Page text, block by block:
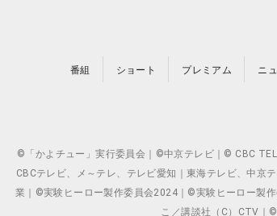
番組 ショート プレミアム ニ
©「かよチュー」実行委員会｜©中京テレビ｜© CBC
CBCテレビ、メ～テレ、テレビ愛知｜東海テレビ、中
業｜©実験ヒーロー製作委員会2024｜©実験ヒーロー製
こ／講談社（C）CTV｜